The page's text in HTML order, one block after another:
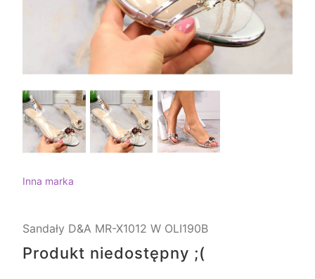
Inna marka
Sandały D&A MR-X1012 W OLI190B
Produkt niedostępny ;(